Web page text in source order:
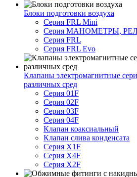
Блоки подготовки воздуха
Серия FRL Mini
Серия МАНОМЕТРЫ,
Серия FRL
Серия FRL Evo
Клапаны электромагнитные
различных сред
Серия 01F
Серия 02F
Серия 03F
Серия 04F
Клапан коаксиальный
Клапан слива конденсата
Серия X1F
Серия X4F
Серия X2F